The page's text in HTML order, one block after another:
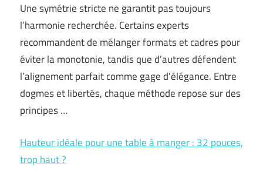
Une symétrie stricte ne garantit pas toujours
l’harmonie recherchée. Certains experts
recommandent de mélanger formats et cadres pour
éviter la monotonie, tandis que d’autres défendent
l’alignement parfait comme gage d’élégance. Entre
dogmes et libertés, chaque méthode repose sur des
principes …
Hauteur idéale pour une table à manger : 32 pouces,
trop haut ?